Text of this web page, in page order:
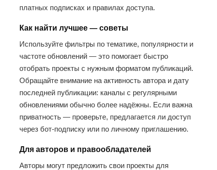
платных подписках и правилах доступа.
Как найти лучшее — советы
Используйте фильтры по тематике, популярности и
частоте обновлений — это помогает быстро
отобрать проекты с нужным форматом публикаций.
Обращайте внимание на активность автора и дату
последней публикации: каналы с регулярными
обновлениями обычно более надёжны. Если важна
приватность — проверьте, предлагается ли доступ
через бот-подписку или по личному приглашению.
Для авторов и правообладателей
Авторы могут предложить свои проекты для